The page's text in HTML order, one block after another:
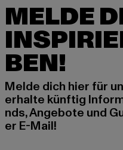
MELDE
BEN!
Melde dich hier für
erhalte künftig
nds, Angebote und
er E-Mail!